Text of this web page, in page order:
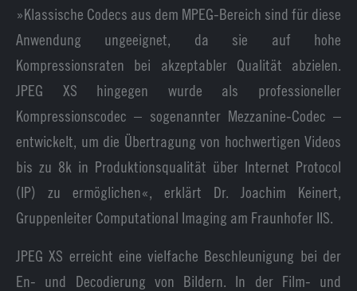
»Klassische Codecs aus dem MPEG-Bereich sind für diese
Anwendung ungeeignet, da sie auf hohe
Kompressionsraten bei akzeptabler Qualität abzielen.
JPEG XS hingegen wurde als professioneller
Kompressionscodec – sogenannter Mezzanine-Codec –
entwickelt, um die Übertragung von hochwertigen Videos
bis zu 8k in Produktionsqualität über Internet Protocol
(IP) zu ermöglichen«, erklärt Dr. Joachim Keinert,
Gruppenleiter Computational Imaging am Fraunhofer IIS.
JPEG XS erreicht eine vielfache Beschleunigung bei der
En- und Decodierung von Bildern. In der Film- und